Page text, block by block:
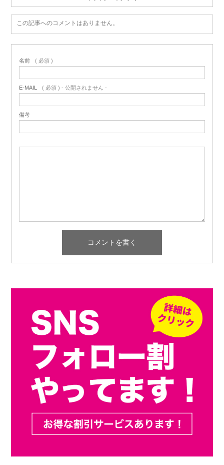
この記事へのコメントはありません。
名前 ( 必須 )
E-MAIL ( 必須 ) - 公開されません -
備考